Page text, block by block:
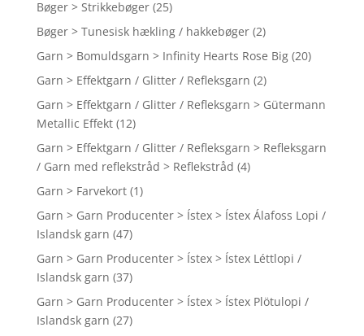
Bøger > Strikkebøger (25)
Bøger > Tunesisk hækling / hakkebøger (2)
Garn > Bomuldsgarn > Infinity Hearts Rose Big (20)
Garn > Effektgarn / Glitter / Refleksgarn (2)
Garn > Effektgarn / Glitter / Refleksgarn > Gütermann
Metallic Effekt (12)
Garn > Effektgarn / Glitter / Refleksgarn > Refleksgarn
/ Garn med reflekstråd > Reflekstråd (4)
Garn > Farvekort (1)
Garn > Garn Producenter > Ístex > Ístex Álafoss Lopi /
Islandsk garn (47)
Garn > Garn Producenter > Ístex > Ístex Léttlopi /
Islandsk garn (37)
Garn > Garn Producenter > Ístex > Ístex Plötulopi /
Islandsk garn (27)